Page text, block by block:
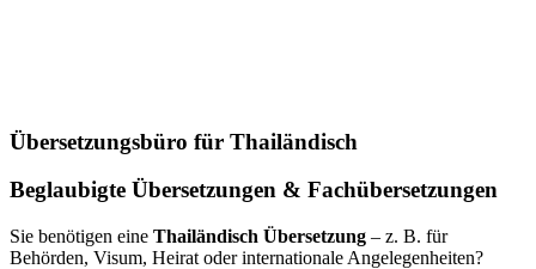
Übersetzungsbüro für Thailändisch
Beglaubigte Übersetzungen & Fachübersetzungen
Sie benötigen eine Thailändisch Übersetzung – z. B. für
Behörden, Visum, Heirat oder internationale Angelegenheiten?